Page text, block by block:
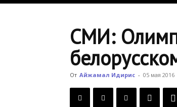
СМИ:
От Айжамал Идирис - 05 мая 2016